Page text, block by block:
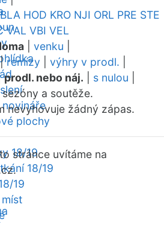
novináře
plochy
18/19
18/19
19
BLA HOD KRO NJI ORL PRE STE
VAL VBI VEL
venku
remízy výhry v prodl.
prodl. nebo náj. s nulou
a soutěže.
nevyhovuje žádný zápas.
stránce uvítáme na